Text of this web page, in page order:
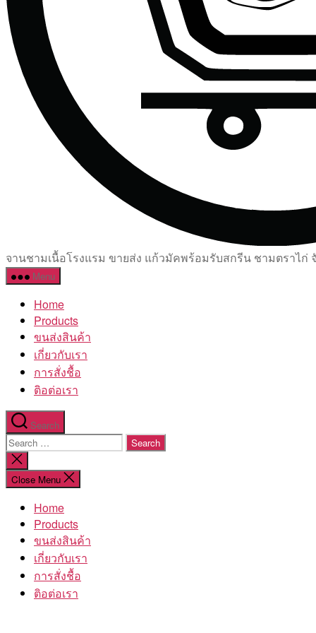
จานชามเนื้อโรงแรม ขายส่ง แก้วมัคพร้อมรับสกรีน ชามตราไก่
Menu
Home
Products
ขนส่งสินค้า
เกี่ยวกับเรา
การสั่งชื้อ
ติอต่อเรา
Search
Search
for:
Close
search
Close Menu
Home
Products
ขนส่งสินค้า
เกี่ยวกับเรา
การสั่งชื้อ
ติอต่อเรา